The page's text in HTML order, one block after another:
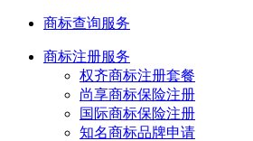
商标查询服务
商标注册服务
权齐商标注册套餐
尚享商标保险注册
国际商标保险注册
知名商标品牌申请